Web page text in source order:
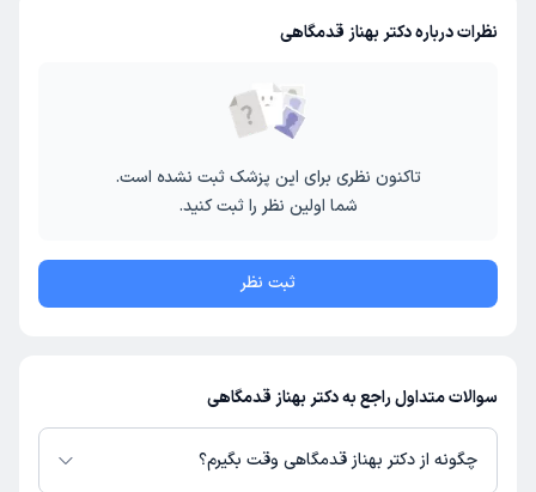
نظرات درباره دکتر بهناز قدمگاهی
تاکنون نظری برای این پزشک ثبت نشده است.
شما اولین نظر را ثبت کنید.
ثبت نظر
سوالات متداول راجع به دکتر بهناز قدمگاهی
چگونه از دکتر بهناز قدمگاهی وقت بگیرم؟